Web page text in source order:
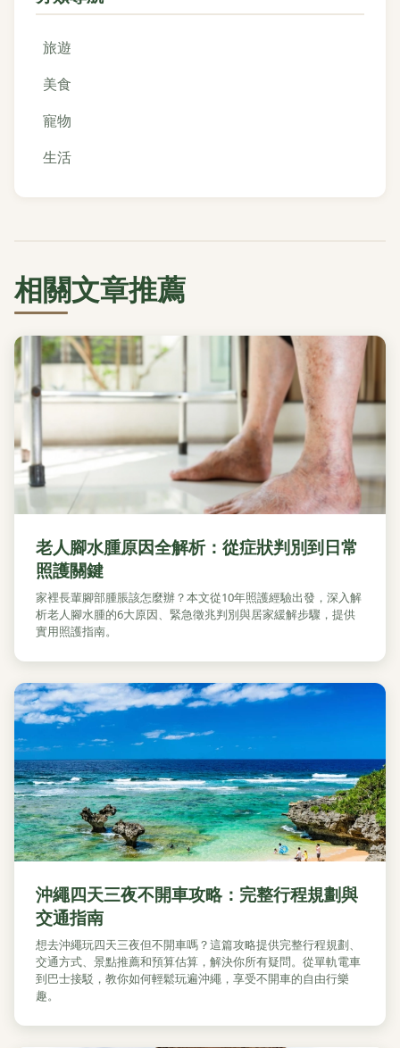
旅遊
美食
寵物
生活
相關文章推薦
老人腳水腫原因全解析：從症狀判別到日常
照護關鍵
家裡長輩腳部腫脹該怎麼辦？本文從10年照護經驗出發，深入解
析老人腳水腫的6大原因、緊急徵兆判別與居家緩解步驟，提供
實用照護指南。
沖繩四天三夜不開車攻略：完整行程規劃與
交通指南
想去沖繩玩四天三夜但不開車嗎？這篇攻略提供完整行程規劃、
交通方式、景點推薦和預算估算，解決你所有疑問。從單軌電車
到巴士接駁，教你如何輕鬆玩遍沖繩，享受不開車的自由行樂
趣。